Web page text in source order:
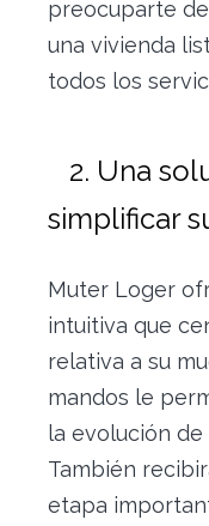
preocuparte
una vivienda
todos los
2. Una
simplificar
Muter Loger
intuitiva que
relativa a su
mandos le
la evolución de
También
etapa